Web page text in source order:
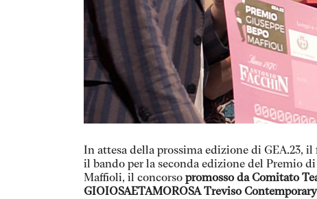
In attesa della prossima edizione di GEA.23,
il bando per la seconda edizione del Premio
Maffioli, il concorso promosso da Comitato
GIOIOSAETAMOROSA Treviso